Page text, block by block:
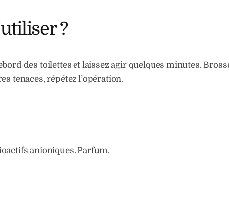
?
des toilettes et laissez agir quelques minutes.
tenaces, répétez l’opération.
anioniques. Parfum.